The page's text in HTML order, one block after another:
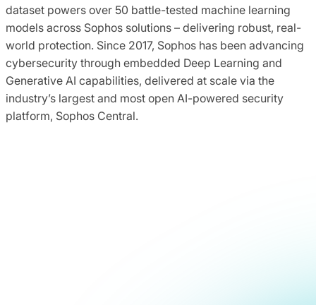
dataset powers over 50 battle-tested machine learning
models across Sophos solutions – delivering robust, real-
world protection. Since 2017, Sophos has been advancing
cybersecurity through embedded Deep Learning and
Generative AI capabilities, delivered at scale via the
industry’s largest and most open AI-powered security
platform, Sophos Central.